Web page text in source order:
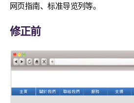
网页指南、标准导览列等。
修正前